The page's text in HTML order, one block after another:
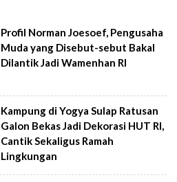
Profil Norman Joesoef, Pengusaha
Muda yang Disebut-sebut Bakal
Dilantik Jadi Wamenhan RI
Kampung di Yogya Sulap Ratusan
Galon Bekas Jadi Dekorasi HUT RI,
Cantik Sekaligus Ramah
Lingkungan